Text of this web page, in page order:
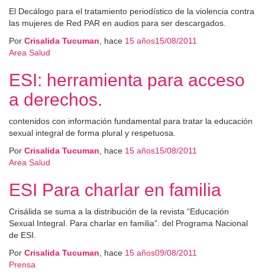
El Decálogo para el tratamiento periodístico de la violencia contra
las mujeres de Red PAR en audios para ser descargados.
Por Crisalida Tucuman , hace 15 años15/08/2011
Area Salud
ESI: herramienta para acceso
a derechos.
contenidos con información fundamental para tratar la educación
sexual integral de forma plural y respetuosa.
Por Crisalida Tucuman , hace 15 años15/08/2011
Area Salud
ESI Para charlar en familia
Crisálida se suma a la distribución de la revista “Educación
Sexual Integral. Para charlar en familia”. del Programa Nacional
de ESI.
Por Crisalida Tucuman , hace 15 años09/08/2011
Prensa